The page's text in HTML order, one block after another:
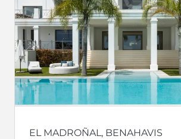
EL MADROÑAL, BENAHAVIS